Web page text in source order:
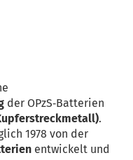
der OPzS‑Batterien
.
1978 von der
entwickelt und